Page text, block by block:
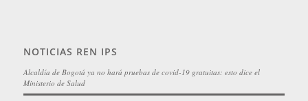
NOTICIAS REN IPS
Alcaldía de Bogotá ya no hará pruebas de covid-19 gratuitas: esto dice el
Ministerio de Salud